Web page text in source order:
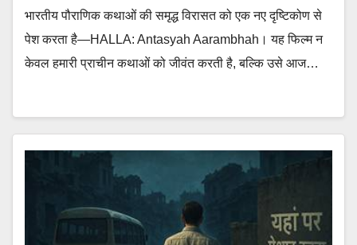
भारतीय पौराणिक कथाओं की समृद्ध विरासत को एक नए दृष्टिकोण से
पेश करता है—HALLA: Antasyah Aarambhah। यह फिल्म न
केवल हमारी प्राचीन कथाओं को जीवंत करती है, बल्कि उसे आज…